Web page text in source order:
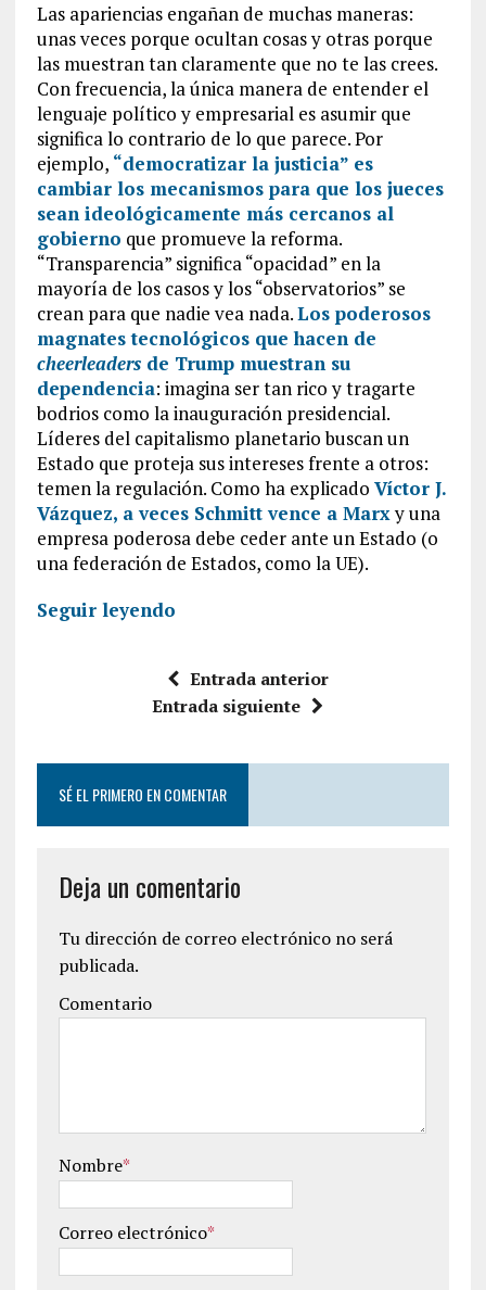
Las apariencias engañan de muchas maneras:
unas veces porque ocultan cosas y otras porque
las muestran tan claramente que no te las crees.
Con frecuencia, la única manera de entender el
lenguaje político y empresarial es asumir que
significa lo contrario de lo que parece. Por
ejemplo, “democratizar la justicia” es
cambiar los mecanismos para que los jueces
sean ideológicamente más cercanos al
gobierno que promueve la reforma.
“Transparencia” significa “opacidad” en la
mayoría de los casos y los “observatorios” se
crean para que nadie vea nada.Los poderosos
magnates tecnológicos que hacen de
cheerleaders de Trump muestran su
dependencia: imagina ser tan rico y tragarte
bodrios como la inauguración presidencial.
Líderes del capitalismo planetario buscan un
Estado que proteja sus intereses frente a otros:
temen la regulación. Como ha explicado Víctor J.
Vázquez, a veces Schmitt vence a Marxy una
empresa poderosa debe ceder ante un Estado (o
una federación de Estados, como la UE).
Seguir leyendo
Entrada anterior
Entrada siguiente
SÉ EL PRIMERO EN COMENTAR
Deja un comentario
Tu dirección de correo electrónico no será
publicada.
Comentario
Nombre*
Correo electrónico*